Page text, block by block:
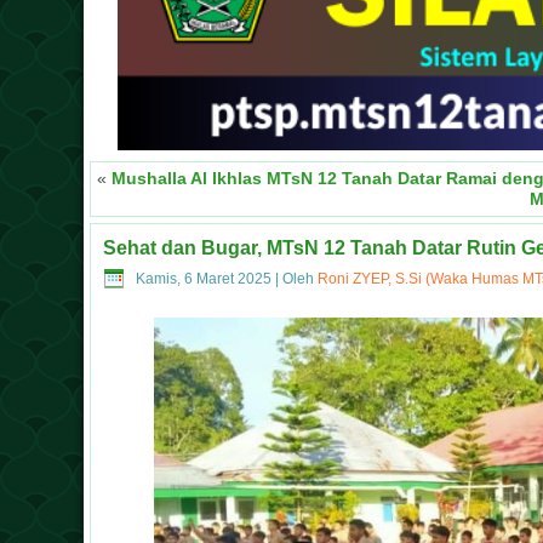
« Mushalla Al Ikhlas MTsN 12 Tanah Datar Ramai
Sehat dan Bugar, MTsN 12 Tanah Datar Rutin
Kamis, 6 Maret 2025 | Oleh Roni ZYEP, S.Si (Waka Humas